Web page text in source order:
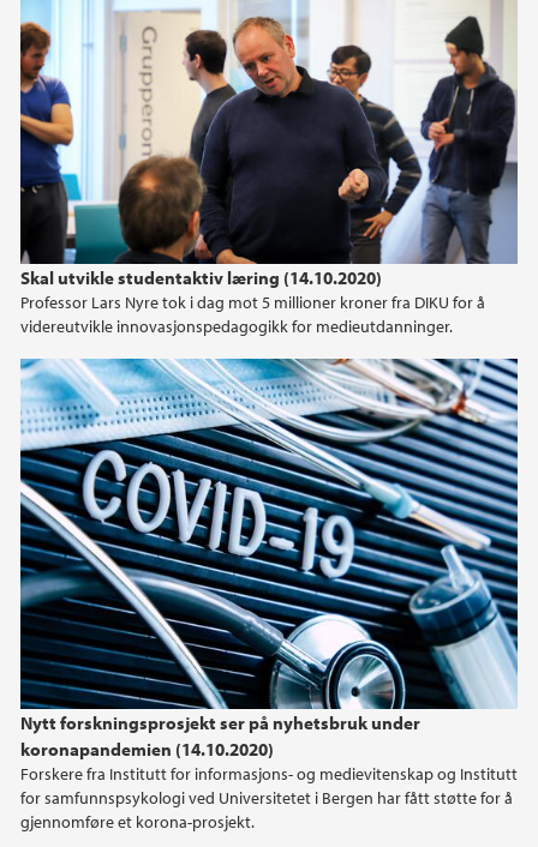
Skal utvikle studentaktiv læring (14.10.2020)
Professor Lars Nyre tok i dag mot 5 millioner kroner fra DIKU for å
videreutvikle innovasjonspedagogikk for medieutdanninger.
Nytt forskningsprosjekt ser på nyhetsbruk under
koronapandemien (14.10.2020)
Forskere fra Institutt for informasjons- og medievitenskap og Institutt
for samfunnspsykologi ved Universitetet i Bergen har fått støtte for å
gjennomføre et korona-prosjekt.